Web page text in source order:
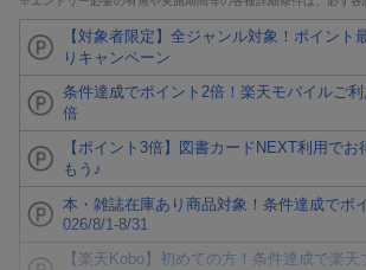
【対象者限定】全ジャンル対象！ポイン
りキャンペーン
条件達成でポイント2倍！楽天モバイルご
倍
【ポイント3倍】図書カードNEXT利用でお
もう♪
本・雑誌在庫あり商品対象！条件達成でポ
026/8/1-8/31
【楽天Kobo】初めての方！条件達成で楽